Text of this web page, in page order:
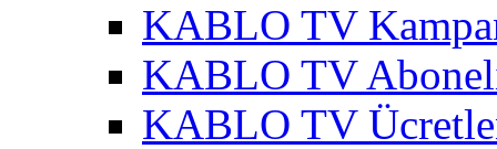
KABLO TV
KABLO TV
KABLO TV